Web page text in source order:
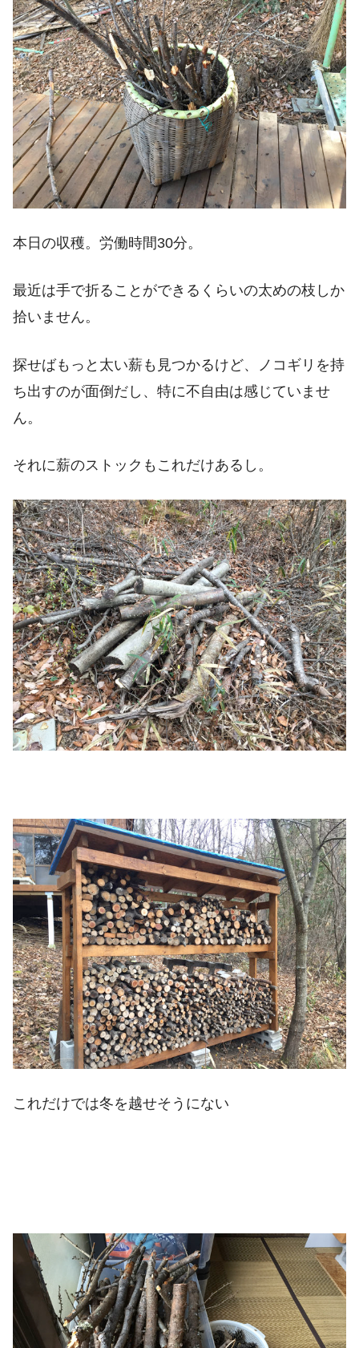
本日の収穫。労働時間30分。
最近は手で折ることができるくらいの太めの枝しか
拾いません。
探せばもっと太い薪も見つかるけど、ノコギリを持
ち出すのが面倒だし、特に不自由は感じていませ
ん。
それに薪のストックもこれだけあるし。
これだけでは冬を越せそうにない